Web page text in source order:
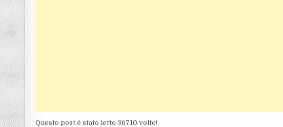
Questo post é stato letto 36710 volte!